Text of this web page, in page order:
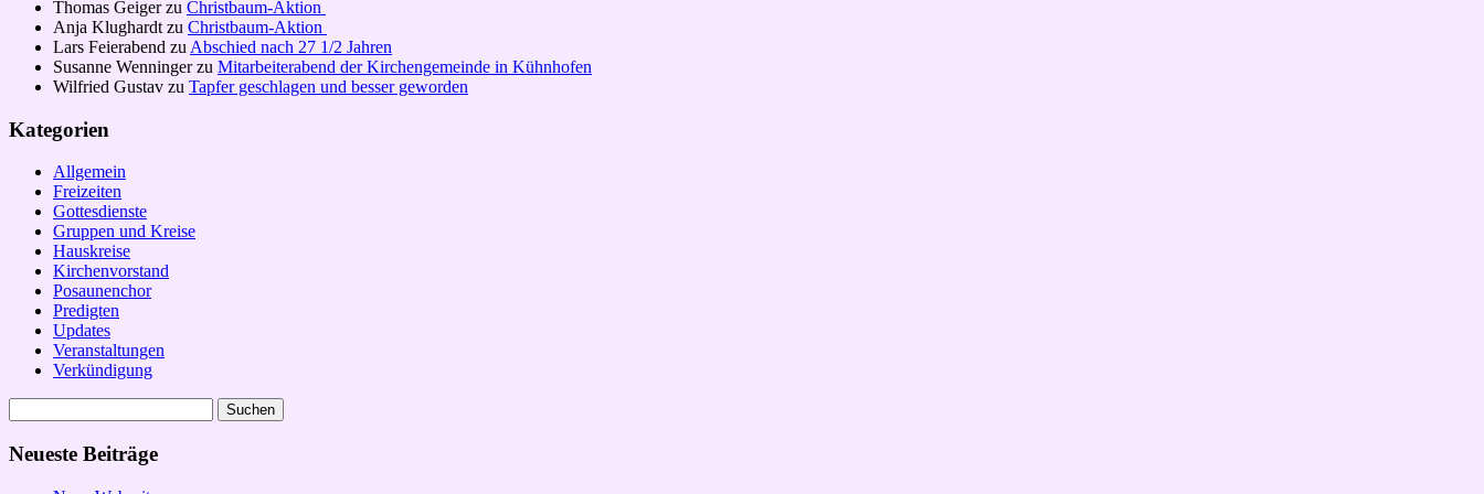
Thomas Geigerzu Christbaum-Aktion
Anja Klughardt zu Christbaum-Aktion
Lars Feierabend zu Abschied nach 27 1/2 Jahren
Susanne Wenningerzu Mitarbeiterabend der Kirchengemeinde in Kühnhofen
Wilfried Gustav zu Tapfer geschlagen und besser geworden
Kategorien
Allgemein
Freizeiten
Gottesdienste
Gruppen und Kreise
Hauskreise
Kirchenvorstand
Posaunenchor
Predigten
Updates
Veranstaltungen
Verkündigung
nach:
Neueste Beiträge